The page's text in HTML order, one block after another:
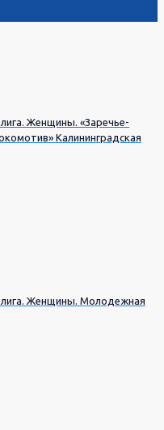
Женщины. «Заречье-
Калининградская
Женщины. Молодежная